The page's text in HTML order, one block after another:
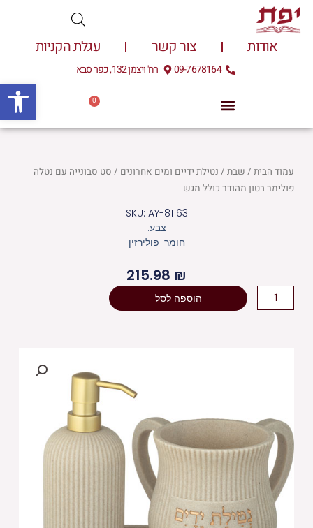
דילוג
לתוכן
אודות צור קשר עגלת הקניות
09-7678164 רח' ויצמן 132, כפר סבא
0
עגלת
עמוד הבית/ שבת/ נטילת ידיים ומים אחרונים / סט סבונייה עם נטלה
פולימר בטון מהודר כולל מגש
SKU: AY-81163
צבע:
חומר: פולירזין
215.98 ₪
כמות
של
בטון
מהודר
כולל
מגש
הוספה לסל